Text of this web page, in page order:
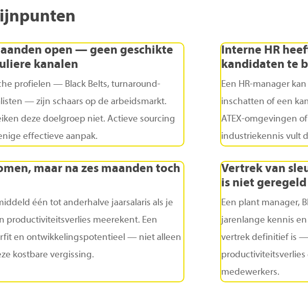
open — geen geschikte
kanalen
profielen — Black Belts, turnaround-
— zijn schaars op de arbeidsmarkt.
deze doelgroep niet. Actieve sourcing
effectieve aanpak.
Interne HR
kandidaten te
Een HR-manager
inschatten of een
ATEX-omgevingen
industriekennis vult
maar na zes maanden toch
één tot anderhalve jaarsalaris als je
productiviteitsverlies meerekent. Een
en ontwikkelingspotentieel — niet alleen
kostbare vergissing.
Vertrek van
is niet geregeld
Een plant manager,
jarenlange kennis
vertrek definitief is
medewerkers.